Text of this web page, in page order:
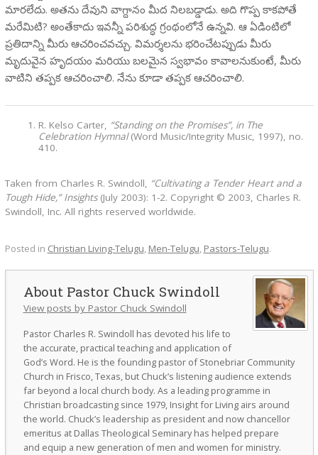
మారలేదు. అతను దేవుని వాగ్దానం మీద నిలబడ్డాడు. అది గొప్ప కాకపోతే
మరేమిటి? అంతేకాదు ఇవన్నీ పరిశుద్ధ గ్రంథంలోనే ఉన్నవి. ఆ ఏడింటిలో
ప్రతిదాన్ని మీరు ఆచరించవచ్చు. విమర్శలను భరించేటప్పుడు మీరు
మృదువైన హృదయం మరియు బలమైన స్వభావం కావాలనుకుంటే, మీరు
వాటిని తప్పక ఆచరించాలి. నేను కూడా తప్పక ఆచరించాలి.
R. Kelso Carter, “Standing on the Promises”, in The
Celebration Hymnal(Word Music/Integrity Music, 1997), no.
410.
Taken from Charles R. Swindoll, “Cultivating a Tender Heart and a
Tough Hide,” Insights(July 2003): 1-2. Copyright © 2003, Charles R.
Swindoll, Inc. All rights reserved worldwide.
Posted in Christian Living-Telugu, Men-Telugu, Pastors-Telugu.
Pastor Chuck Swindoll
View posts by Pastor Chuck Swindoll
Pastor Charles R. Swindoll has devoted his life to
the accurate, practical teaching and application of
God’s Word. He is the founding pastor of Stonebriar Community
Church in Frisco, Texas, but Chuck’s listening audience extends
far beyond a local church body. As a leading programme in
Christian broadcasting since 1979, Insight for Living airs around
the world. Chuck’s leadership as president and now chancellor
emeritus at Dallas Theological Seminary has helped prepare
and equip a new generation of men and women for ministry.